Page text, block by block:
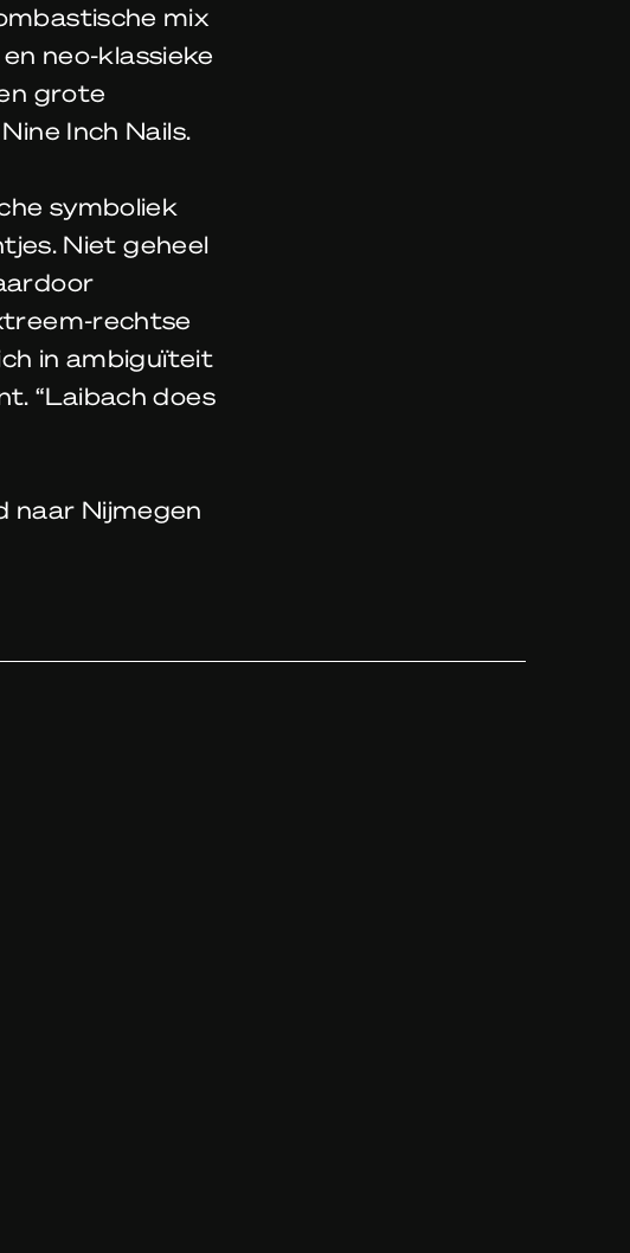
mix
neo-klassieke
grote
Inch Nails.
symboliek
Niet geheel
rechtse
in ambiguïteit
“Laibach does
naar Nijmegen